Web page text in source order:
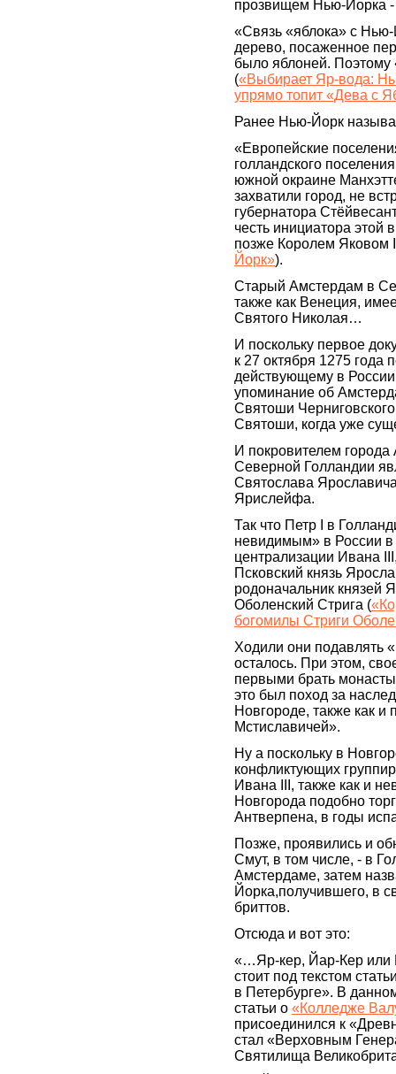
прозвищем Нью-Йорка
«Связь «яблока» с Нью-
дерево, посаженное
было яблоней.
(«Выбирает Яр-вода:
упрямо топит «Дева с
Ранее Нью-Йорк
«Европейские
голландского
южной окраине
захватили город, не
губернатора
честь инициатора этой
позже Королем Яковом
Йорк»).
Старый Амстердам в
также как Венеция,
Святого Николая…
И поскольку первое
к 27 октября 1275 года
действующему в России
упоминание об
Святоши
Святоши, когда уже
И покровителем
Северной Голландии
Святослава
Ярислейфа.
Так что Петр I в
невидимым» в России
централизации Ивана
Псковский князь
родоначальник князей
Оболенский Стрига (
богомилы Стриги
Ходили они подавлять
осталось. При этом,
первыми брать
это был поход за
Новгороде, также как и
Мстиславичей».
Ну а поскольку в
конфликтующих
Ивана III, также как и
Новгорода подобно
Антверпена, в годы
Позже, проявились и
Смут, в том числе, - в
Амстердаме, затем
Йорка,получившего, в
бриттов.
Отсюда и вот это:
«…Яр-кер, Йар-Кер или
стоит под текстом
в Петербурге». В
статьи о «Колледже
присоединился к
стал «Верховным
Святилища